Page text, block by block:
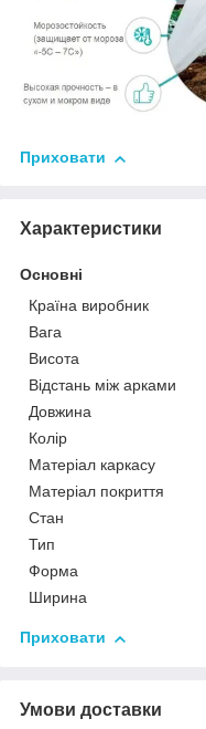
Приховати
Характеристики
Основні
Країна виробник
Вага
Висота
Відстань між арками
Довжина
Колір
Матеріал каркасу
Матеріал покриття
Стан
Тип
Форма
Ширина
Приховати
Умови доставки